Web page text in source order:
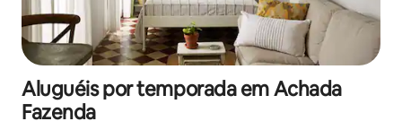
Aluguéis por temporada em Achada
Fazenda